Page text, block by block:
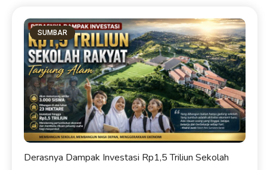
SUMBAR
Derasnya Dampak Investasi Rp1,5 Triliun Sekolah